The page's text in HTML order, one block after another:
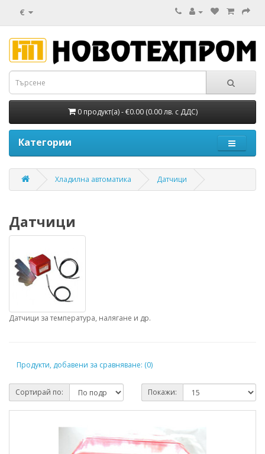
€
0 продукт(а) - €0.00 (0.00 лв. с ДДС)
Категории
Хладилна автоматика Датчици
Датчици
Датчици за температура, налягане и др.
Продукти, добавени за сравняване: (0)
Сортирай по: Покажи: